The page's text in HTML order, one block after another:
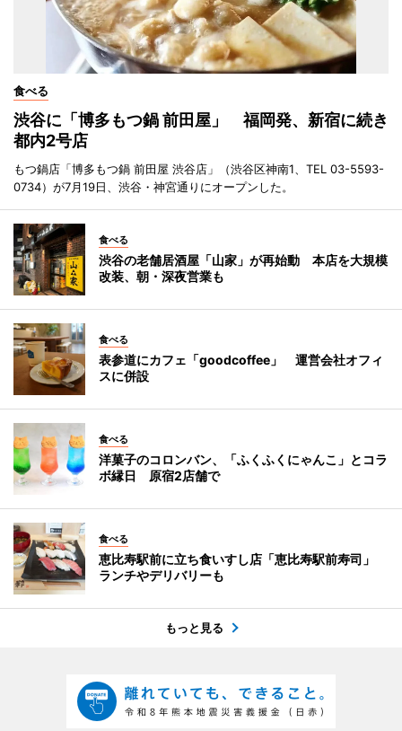
食べる
渋谷に「博多もつ鍋 前田屋」 福岡発、新宿に続き
都内2号店
もつ鍋店「博多もつ鍋 前田屋 渋谷店」（渋谷区神南1、TEL 03-5593-
0734）が7月19日、渋谷・神宮通りにオープンした。
食べる
渋谷の老舗居酒屋「山家」が再始動 本店を大規模
改装、朝・深夜営業も
食べる
表参道にカフェ「goodcoffee」 運営会社オフィ
スに併設
食べる
洋菓子のコロンバン、「ふくふくにゃんこ」とコラ
ボ縁日 原宿2店舗で
食べる
恵比寿駅前に立ち食いすし店「恵比寿駅前寿司」
ランチやデリバリーも
もっと見る